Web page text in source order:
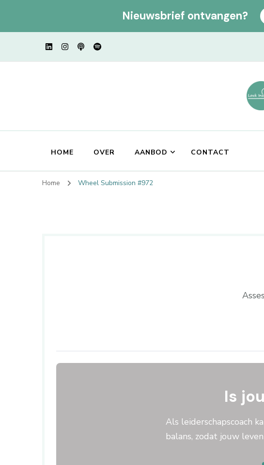
Nieuwsbrief ontvangen?
HOME OVER AANBOD CONTACT
Home Wheel Submission #972
Is
Als leiderschapscoach
balans, zodat jouw